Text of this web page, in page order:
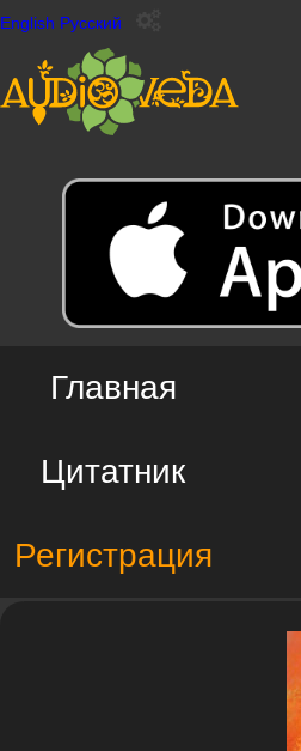
English Русский
Главная
Цитатник
Регистрация